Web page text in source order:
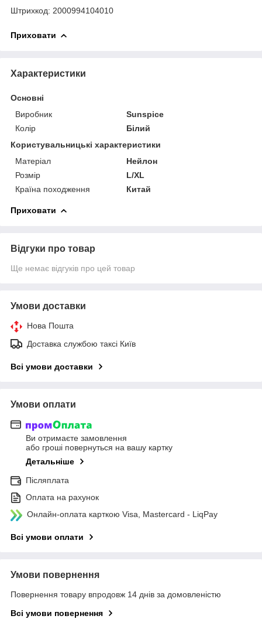
Штрихкод: 2000994104010
Приховати
Характеристики
Основні
Виробник
Sunspice
Колір
Білий
Користувальницькі характеристики
Матеріал
Нейлон
Розмір
L/XL
Країна походження
Китай
Приховати
Відгуки про товар
Ще немає відгуків про цей товар
Умови доставки
Нова Пошта
Доставка службою таксі Київ
Всі умови доставки
Умови оплати
Ви отримаєте замовлення
або гроші повернуться на вашу картку
Детальніше
Післяплата
Оплата на рахунок
Онлайн-оплата карткою Visa, Mastercard - LiqPay
Всі умови оплати
Умови повернення
Повернення товару впродовж 14 днів за домовленістю
Всі умови повернення